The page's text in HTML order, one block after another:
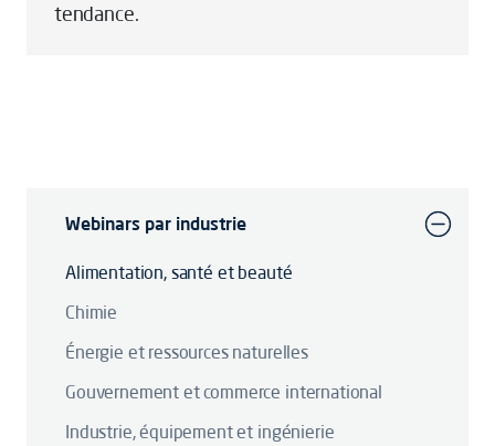
tendance.
Webinars par industrie
Alimentation, santé et beauté
Chimie
Énergie et ressources naturelles
Gouvernement et commerce international
Industrie, équipement et ingénierie